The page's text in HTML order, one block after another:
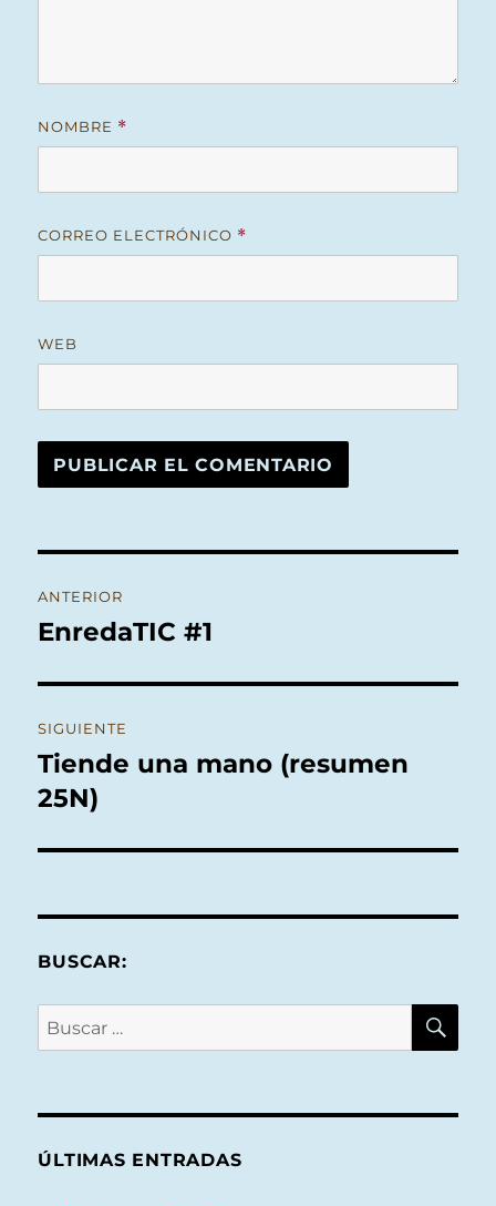
NOMBRE *
CORREO ELECTRÓNICO *
WEB
de
ANTERIOR
Entrada
EnredaTIC #1
SIGUIENTE
Entrada
siguiente:
Tiende una mano (resumen
25N)
BUSCAR:
Buscar
por:
ÚLTIMAS ENTRADAS